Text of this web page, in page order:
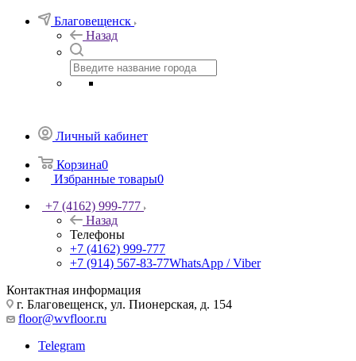
Благовещенск
Назад
Личный кабинет
Корзина0
Избранные товары0
+7 (4162) 999-777
Назад
Телефоны
+7 (4162) 999-777
+7 (914) 567-83-77WhatsApp / Viber
Контактная информация
г. Благовещенск, ул. Пионерская, д. 154
floor@wvfloor.ru
Telegram